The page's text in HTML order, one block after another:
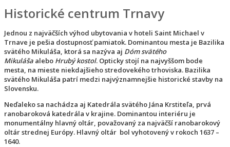
Historické centrum Trnavy
Jednou z najväčších výhod ubytovania v hoteli Saint Michael v
Trnave je pešia dostupnosť pamiatok. Dominantou mesta je Bazilika
svätého Mikuláša, ktorá sa nazýva aj Dóm svätého
Mikuláša alebo Hrubý kostol. Opticky stojí na najvyššom bode
mesta, na mieste niekdajšieho stredovekého trhoviska. Bazilika
svätého Mikuláša patrí medzi najvýznamnejšie historické stavby na
Slovensku.
Neďaleko sa nachádza aj Katedrála svätého Jána Krstiteľa, prvá
ranobaroková katedrála v krajine. Dominantou interiéru je
monumentálny hlavný oltár, považovaný za najväčší ranobarokový
oltár strednej Európy. Hlavný oltár bol vyhotovený v rokoch 1637 –
1640.